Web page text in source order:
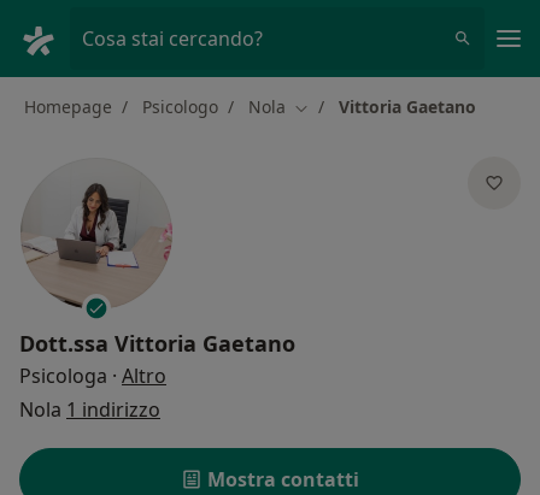
Cosa stai cercando?
Homepage Psicologo Nola Cambia città
Vittoria Gaetano
Dott.ssa Vittoria Gaetano
Psicologa · Altro
Nola 1 indirizzo
Mostra contatti